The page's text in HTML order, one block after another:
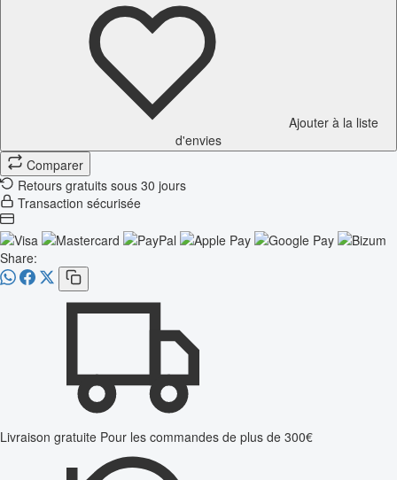
Ajouter à la liste
d'envies
Comparer
Retours gratuits sous 30 jours
Transaction sécurisée
Share:
Livraison gratuite Pour les commandes de plus de 300€